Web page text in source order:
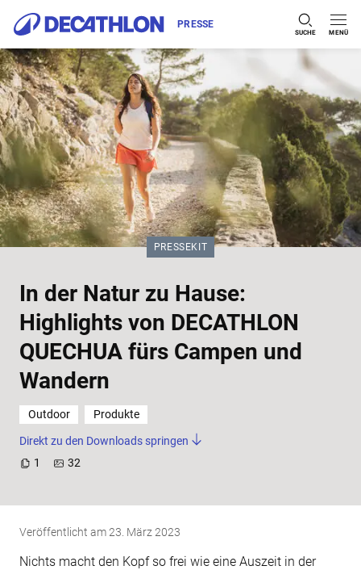
Zum Inhalt springen
PRESSE
SUCHE MENÜ
In der Natur zu Hause:
Highlights von DECATHLON
QUECHUA fürs Campen und
Wandern
KATEGORIE:
PRESSEKIT
Outdoor Produkte
Direkt zu den Downloads springen
1
32
Veröffentlicht am23. März 2023
Nichts macht den Kopf so frei wie eine Auszeit in der